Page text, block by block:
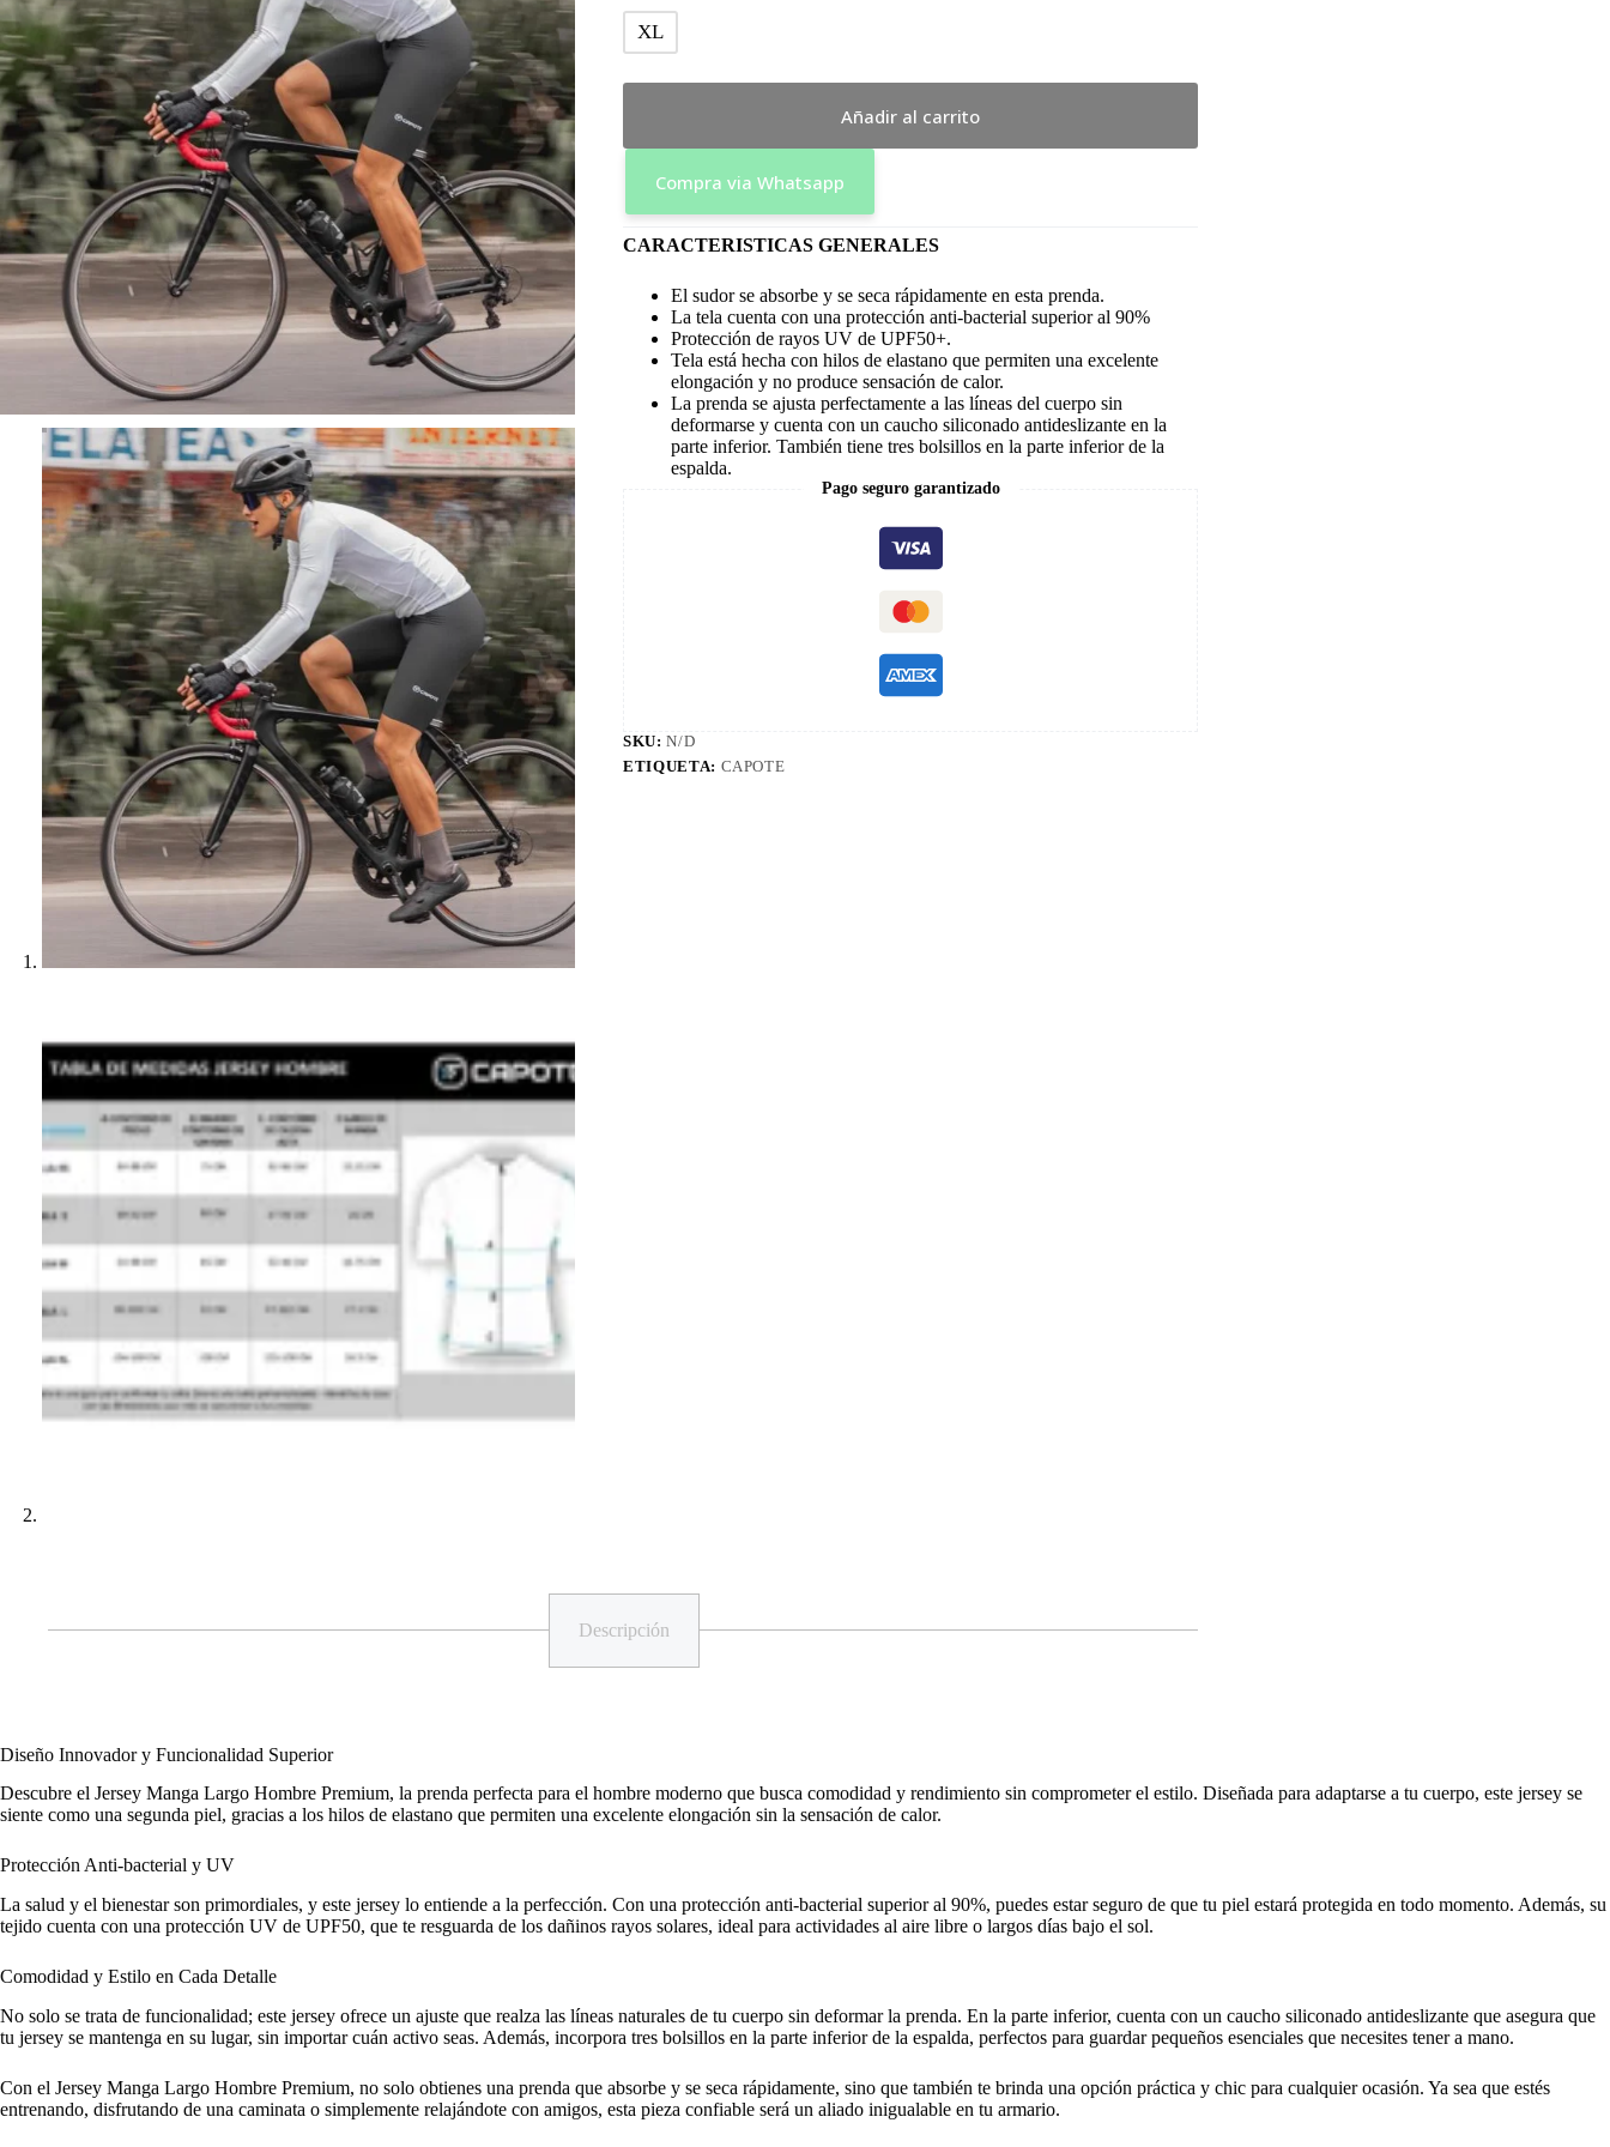
XL
Añadir al carrito
Compra via Whatsapp
CARACTERISTICAS GENERALES
El sudor se absorbe y se seca rápidamente en esta prenda.
La tela cuenta con una protección anti-bacterial superior al 90%
Protección de rayos UV de UPF50+.
Tela está hecha con hilos de elastano que permiten una excelente
elongación y no produce sensación de calor.
La prenda se ajusta perfectamente a las líneas del cuerpo sin
deformarse y cuenta con un caucho siliconado antideslizante en la
parte inferior. También tiene tres bolsillos en la parte inferior de la
espalda.
Pago seguro garantizado
SKU:N/D
ETIQUETA: CAPOTE
Descripción
Diseño Innovador y Funcionalidad Superior
Descubre el Jersey Manga Largo Hombre Premium, la prenda perfecta para el hombre moderno que busca comodidad y rendimiento sin comprometer el estilo. Diseñada para adaptarse a tu cuerpo, este jersey se
siente como una segunda piel, gracias a los hilos de elastano que permiten una excelente elongación sin la sensación de calor.
Protección Anti-bacterial y UV
La salud y el bienestar son primordiales, y este jersey lo entiende a la perfección. Con una protección anti-bacterial superior al 90%, puedes estar seguro de que tu piel estará protegida en todo momento. Además, su
tejido cuenta con una protección UV de UPF50, que te resguarda de los dañinos rayos solares, ideal para actividades al aire libre o largos días bajo el sol.
Comodidad y Estilo en Cada Detalle
No solo se trata de funcionalidad; este jersey ofrece un ajuste que realza las líneas naturales de tu cuerpo sin deformar la prenda. En la parte inferior, cuenta con un caucho siliconado antideslizante que asegura que
tu jersey se mantenga en su lugar, sin importar cuán activo seas. Además, incorpora tres bolsillos en la parte inferior de la espalda, perfectos para guardar pequeños esenciales que necesites tener a mano.
Con el Jersey Manga Largo Hombre Premium, no solo obtienes una prenda que absorbe y se seca rápidamente, sino que también te brinda una opción práctica y chic para cualquier ocasión. Ya sea que estés
entrenando, disfrutando de una caminata o simplemente relajándote con amigos, esta pieza confiable será un aliado inigualable en tu armario.